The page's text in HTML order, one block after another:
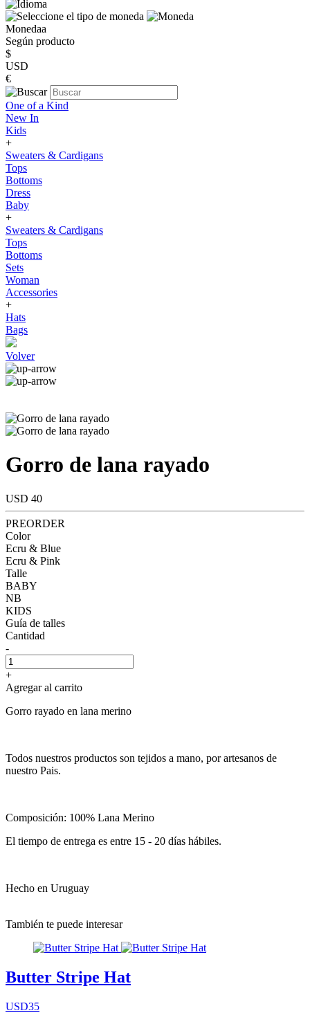
Monedaa
Según producto
$
USD
€
One of a Kind
New In
Kids
+
Sweaters & Cardigans
Tops
Bottoms
Dress
Baby
+
Sweaters & Cardigans
Tops
Bottoms
Sets
Woman
Accessories
+
Hats
Bags
Volver
Gorro de lana rayado
USD 40
PREORDER
Color
Ecru & Blue
Ecru & Pink
Talle
BABY
NB
KIDS
Guía de talles
Cantidad
-
+
Agregar al carrito
Gorro rayado en lana merino
Todos nuestros productos son tejidos a mano, por artesanos de
nuestro Pais.
Composición: 100% Lana Merino
El tiempo de entrega es entre 15 - 20 días hábiles.
Hecho en Uruguay
También te puede interesar
Butter Stripe Hat
USD35